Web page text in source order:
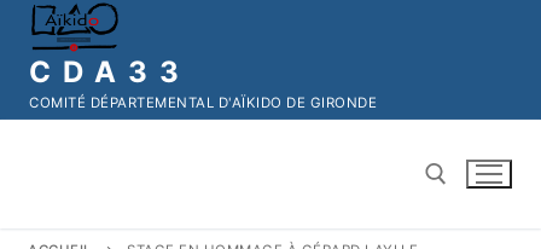
CDA33
COMITÉ DÉPARTEMENTAL D'AÏKIDO DE GIRONDE